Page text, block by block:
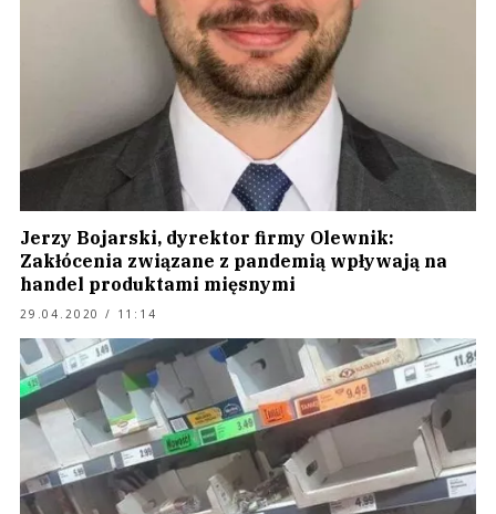
Jerzy Bojarski, dyrektor firmy Olewnik:
Zakłócenia związane z pandemią wpływają na
handel produktami mięsnymi
29.04.2020 / 11:14